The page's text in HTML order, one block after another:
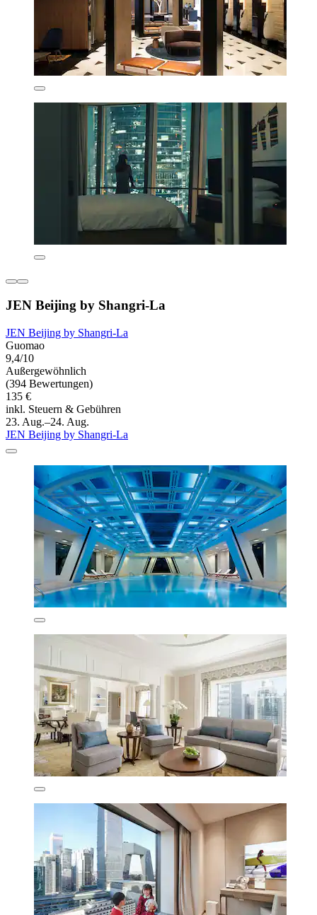
JEN Beijing by Shangri-La
JEN Beijing by Shangri-La
Guomao
9,4/10
Außergewöhnlich
(394 Bewertungen)
135 €
inkl. Steuern & Gebühren
23. Aug.–24. Aug.
JEN Beijing by Shangri-La